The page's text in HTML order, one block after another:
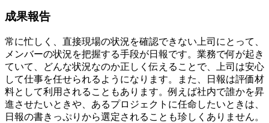
成果報告
常に忙しく、直接現場の状況を確認できない上司にとって、
メンバーの状況を把握する手段が日報です。業務で何が起き
ていて、どんな状況なのか正しく伝えることで、上司は安心
して仕事を任せられるようになります。また、日報は評価材
料として利用されることもあります。例えば社内で誰かを昇
進させたいときや、あるプロジェクトに任命したいときは、
日報の書きっぷりから選定されることも珍しくありません。